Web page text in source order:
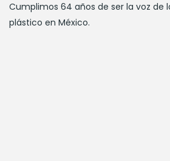
Cumplimos 64 años de ser la voz de
plástico en México.